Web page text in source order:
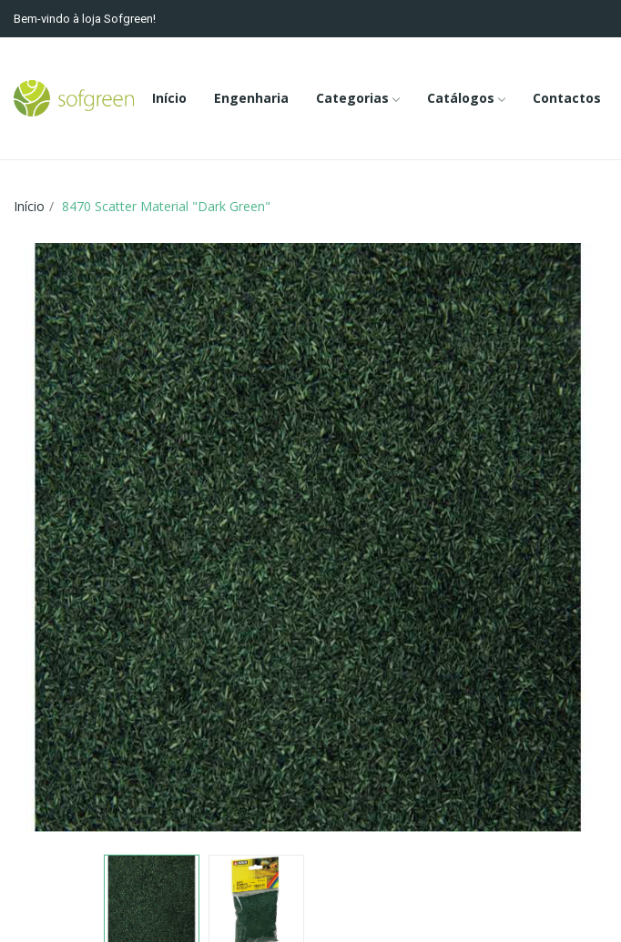
Bem-vindo à loja Sofgreen!
Início Engenharia Categorias Catálogos Contactos
Início 8470 Scatter Material "Dark Green"